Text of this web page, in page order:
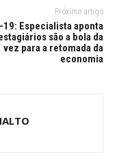
Próximo artigo
19: Especialista aponta
são a bola da
vez para a retomada da
economia